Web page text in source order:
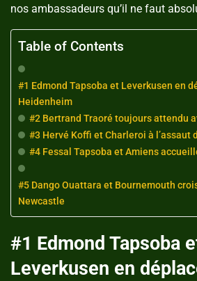
nos ambassadeurs qu’il ne faut
Table of Contents
#1 Edmond Tapsoba et Leverkusen en
Heidenheim
#2 Bertrand Traoré toujours attendu
#3 Hervé Koffi et Charleroi à l’assaut
#4 Fessal Tapsoba et Amiens
#5 Dango Ouattara et Bournemouth
Newcastle
#1 Edmond Tapsoba
Leverkusen en